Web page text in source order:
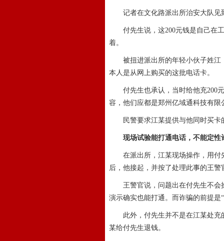
记者在文化路派出所治安大队见
付先生说，这200元钱是自己在工
着。
被扭进派出所的年轻小伙子姓江
本人是从网上购买的这批电话卡。
付先生也承认，当时给他充200元
容，他们应都是郑州亿域通科技有限
民警要求江某提供与他同时买卡
现场试验能打通电话，不能定性
在派出所，江某现场操作，用付
后，他接起，并按了处理此事的王
王警官说，问题出在付先生不会
演示确实也能打通。而诈骗的前提
此外，付先生并不是在江某处充
某给付先生退钱。